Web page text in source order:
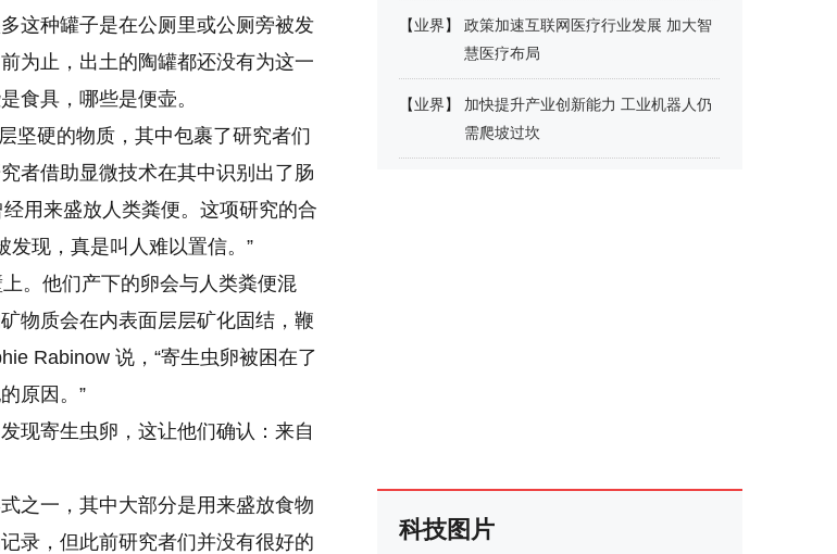
这种罐子是在公厕里或公厕旁被发
为止，出土的陶罐都还没有为这一
食具，哪些是便壶。
坚硬的物质，其中包裹了研究者们
者借助显微技术在其中识别出了肠
用来盛放人类粪便。这项研究的合
发现，真是叫人难以置信。”
。他们产下的卵会与人类粪便混
物质会在内表面层层矿化固结，鞭
Rabinow 说，“寄生虫卵被困在了
原因。”
现寄生虫卵，这让他们确认：来自
之一，其中大部分是用来盛放食物
录，但此前研究者们并没有很好的
【业界】
政策加速互联网医疗行业发展 加大智
慧医疗布局
【业界】
加快提升产业创新能力 工业机器人仍
需爬坡过坎
科技图片